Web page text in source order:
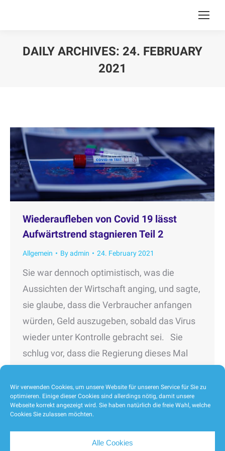
Wir verwenden Cookies, um unsere Website für unseren Service für Sie zu
optimieren. Einige dieser Cookies sind allerdings nötig, damit unsere
Webseite korrekt angezeigt wird. Sie haben natürlich die freie Wahl, welche
Cookies Sie zulassen möchten.
Alle Cookies
DAILY ARCHIVES: 24. FEBRUARY
2021
Wiederaufleben von Covid 19 lässt
Aufwärtstrend stagnieren Teil 2
Allgemein Byadmin 24. February 2021
Sie war dennoch optimistisch, was die
Aussichten der Wirtschaft anging, und sagte,
sie glaube, dass die Verbraucher anfangen
würden, Geld auszugeben, sobald das Virus
wieder unter Kontrolle gebracht sei. Sie
schlug vor, dass die Regierung dieses Mal
schlimmsten betroffenen Sektoren
unterstützen könnte. Assoc. Prof. Kiriya
forderte…